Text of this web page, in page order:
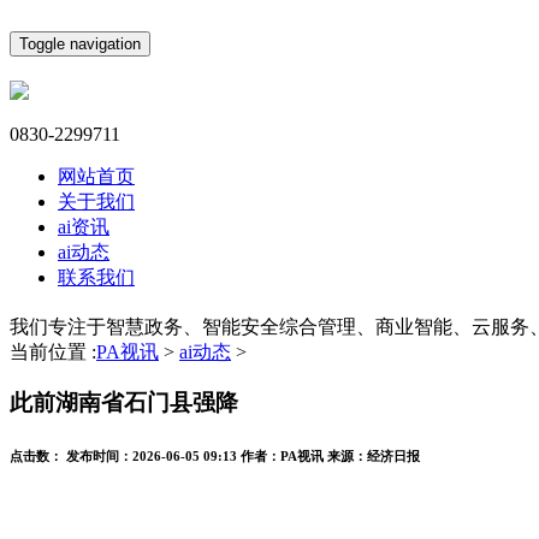
Toggle navigation
0830-2299711
网站首页
关于我们
ai资讯
ai动态
联系我们
我们专注于智慧政务、智能安全综合管理、商业智能、云服务
当前位置 :PA视讯 > ai动态 >
此前湖南省石门县强降
点击数： 发布时间： 2026-06-05 09:13 作者： PA视讯 来源： 经济日报